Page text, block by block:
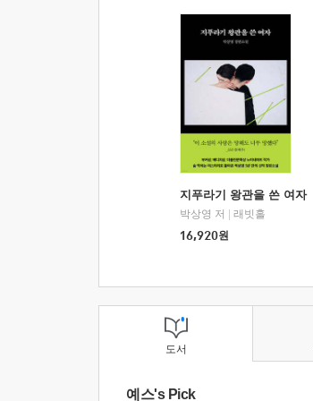
지푸라기 왕관을 쓴 여자
박상영 저
래빗홀
16,920원
도서
예스's Pick